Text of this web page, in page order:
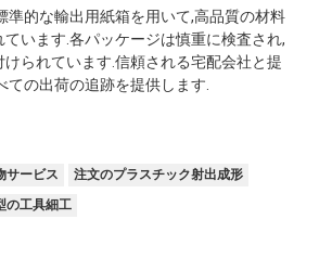
出成形
ービスは
準的な輸出用紙箱を用いて,高品質の材料
います.各パッケージは慎重に検査され,
られています.信頼される宅配会社と提
ての出荷の追跡を提供します.
サービス
注文のプラスチック射出成形
の工具細工